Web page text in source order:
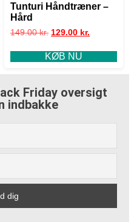
Tunturi Håndtræner –
Hård
149.00kr. 129.00 kr.
KØB NU
Friday oversigt
indbakke